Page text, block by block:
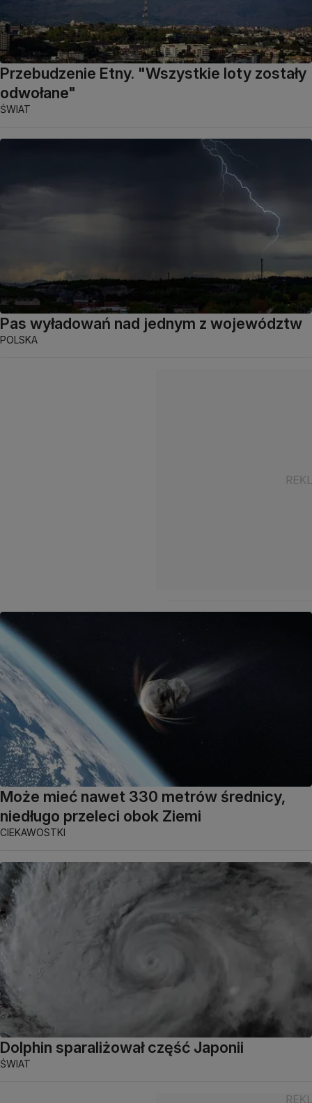
Przebudzenie Etny. "Wszystkie loty zostały
odwołane"
ŚWIAT
Pas wyładowań nad jednym z województw
POLSKA
Może mieć nawet 330 metrów średnicy,
niedługo przeleci obok Ziemi
CIEKAWOSTKI
Dolphin sparaliżował część Japonii
ŚWIAT